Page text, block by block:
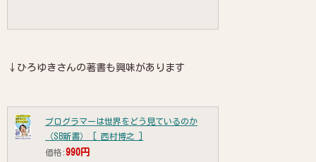
↓ひろゆきさんの著書も興味があります
プログラマーは世界をどう見ているのか
（SB新書） [ 西村博之 ]
価格:990円